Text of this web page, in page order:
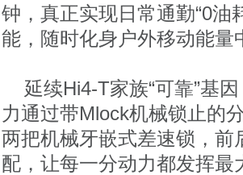
钟，真正实现日常通勤“0油
能，随时化身户外移动能量
延续Hi4-T家族“可靠”基
力通过带Mlock机械锁止的
两把机械牙嵌式差速锁，
配，让每一分动力都发挥